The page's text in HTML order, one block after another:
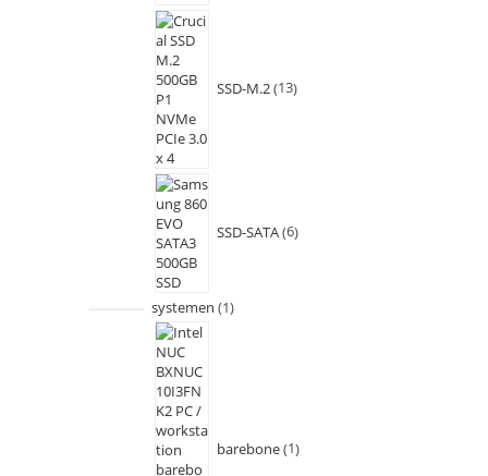
SSD-M.2 13
SSD-SATA 6
systemen 1
barebone 1